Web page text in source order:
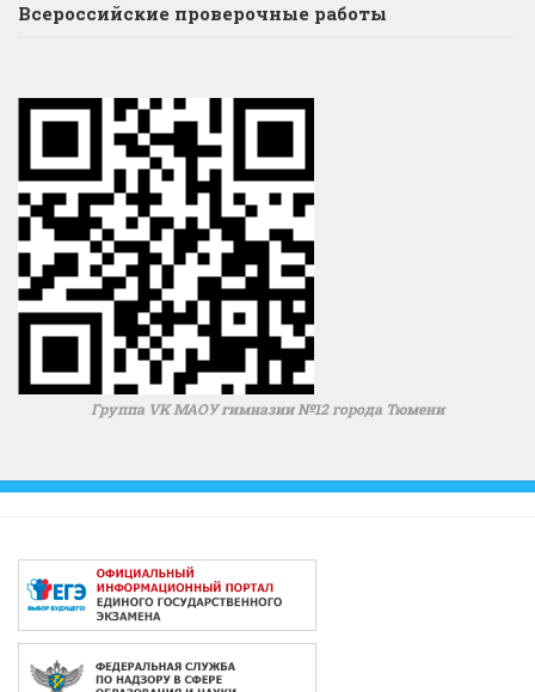
Всероссийские проверочные работы
Группа VK МАОУ гимназии №12 города Тюмени